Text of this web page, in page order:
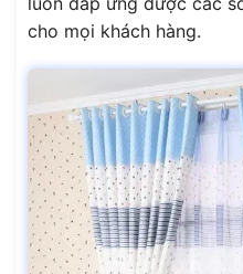
cho mọi khách hàng.